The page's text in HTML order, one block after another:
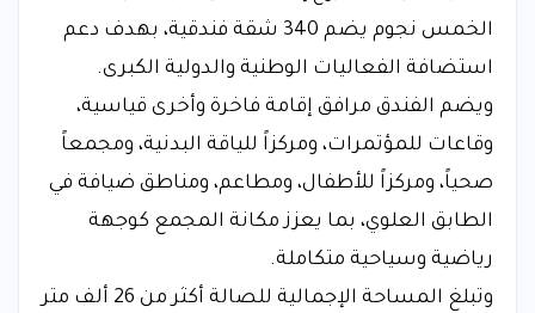
الخمس نجوم يضم 340 شقة فندقية، بهدف دعم
استضافة الفعاليات الوطنية والدولية الكبرى.
ويضم الفندق مرافق إقامة فاخرة وأخرى قياسية،
وقاعات للمؤتمرات، ومركزاً للياقة البدنية، ومجمعاً
صحياً، ومركزاً للأطفال، ومطاعم، ومناطق ضيافة في
الطابق العلوي، بما يعزز مكانة المجمع كوجهة
رياضية وسياحية متكاملة.
وتبلغ المساحة الإجمالية للصالة أكثر من 26 ألف متر